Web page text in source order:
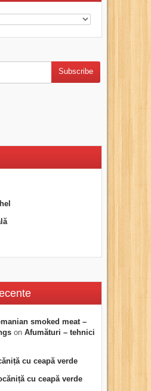
smoked meat –
on Afumături – tehnici
cu ceapă verde
cu ceapă verde